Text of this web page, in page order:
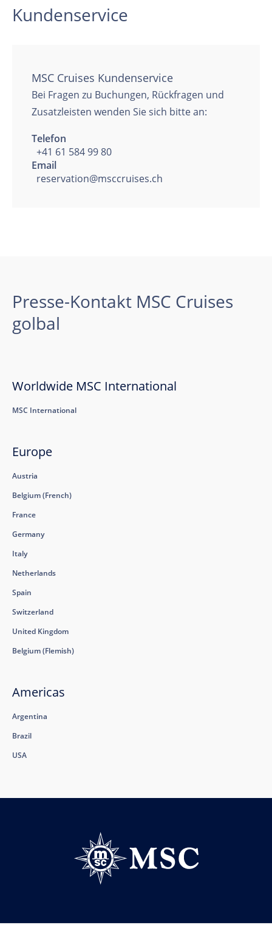
Kundenservice
MSC Cruises Kundenservice
Bei Fragen zu Buchungen, Rückfragen und
Zusatzleisten wenden Sie sich bitte an:
Telefon
+41 61 584 99 80
Email
reservation@msccruises.ch
Presse-Kontakt MSC Cruises
golbal
Worldwide MSC International
MSC International
Europe
Austria
Belgium (French)
France
Germany
Italy
Netherlands
Spain
Switzerland
United Kingdom
Belgium (Flemish)
Americas
Argentina
Brazil
USA
Follow us